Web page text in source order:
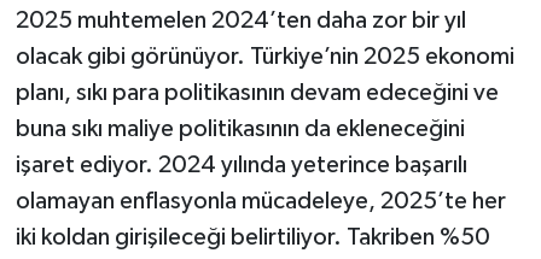
2025 muhtemelen 2024’ten daha zor bir yıl
olacak gibi görünüyor. Türkiye’nin 2025 ekonomi
planı, sıkı para politikasının devam edeceğini ve
buna sıkı maliye politikasının da ekleneceğini
işaret ediyor. 2024 yılında yeterince başarılı
olamayan enflasyonla mücadeleye, 2025’te her
iki koldan girişileceği belirtiliyor. Takriben %50